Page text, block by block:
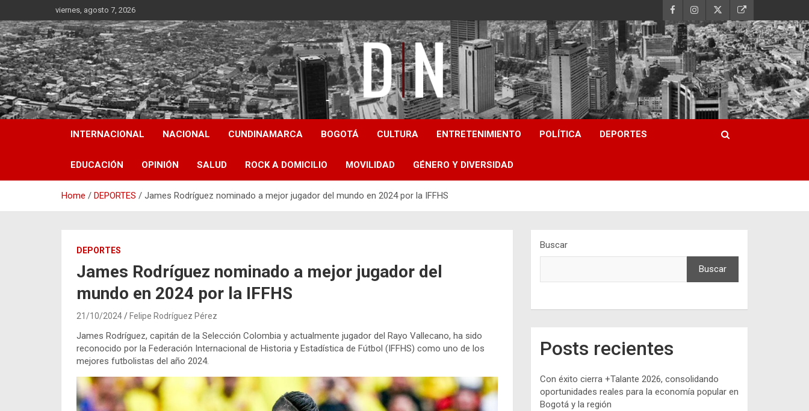
to
content
viernes, agosto 7, 2026
Diámetro Noticias
INTERNACIONAL NACIONAL CUNDINAMARCA BOGOTÁ CULTURA ENTRETENIMIENTO POLÍTICA DEPORTES
EDUCACIÓN OPINIÓN SALUD ROCK A DOMICILIO MOVILIDAD GÉNERO Y DIVERSIDAD
Home DEPORTES James Rodríguez nominado a mejor jugador del mundo en 2024 por la IFFHS
DEPORTES
James Rodríguez nominado a mejor jugador del
mundo en 2024 por la IFFHS
21/10/2024 Felipe Rodríguez Pérez
James Rodríguez, capitán de la Selección Colombia y actualmente jugador del Rayo Vallecano, ha sido
reconocido por la Federación Internacional de Historia y Estadística de Fútbol (IFFHS) como uno de los
mejores futbolistas del año 2024.
Buscar
Buscar
Posts recientes
Con éxito cierra +Talante 2026, consolidando
oportunidades reales para la economía popular en
Bogotá y la región